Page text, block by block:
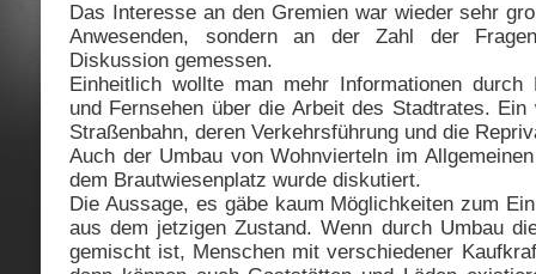
Das Interesse an den Gremien war wieder sehr
Anwesenden, sondern an der Zahl der
Diskussion gemessen.
Einheitlich wollte man mehr Informationen durch
und Fernsehen über die Arbeit des Stadtrates.
Straßenbahn, deren Verkehrsführung und die
Auch der Umbau von Wohnvierteln im
dem Brautwiesenplatz wurde diskutiert.
Die Aussage, es gäbe kaum Möglichkeiten zum
aus dem jetzigen Zustand. Wenn durch Umbau
gemischt ist, Menschen mit verschiedener